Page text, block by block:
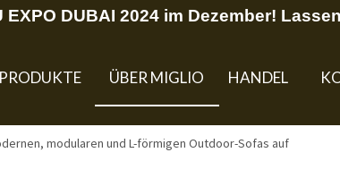
EXPO DUBAI 2024 im Dezember!
PRODUKTE ÜBER MIGLIO HANDEL
modularen und L-förmigen Outdoor-Sofas auf